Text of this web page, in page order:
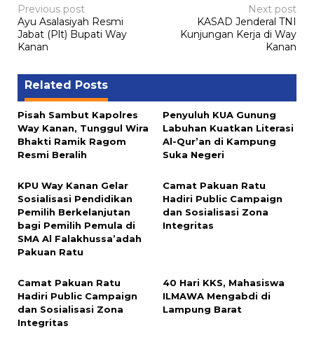
Post
navigation
Previous post
Ayu Asalasiyah Resmi
Jabat (Plt) Bupati Way
Kanan
Next post
KASAD Jenderal TNI
Kunjungan Kerja di Way
Kanan
Related Posts
Pisah Sambut Kapolres
Way Kanan, Tunggul Wira
Bhakti Ramik Ragom
Resmi Beralih
Penyuluh KUA Gunung
Labuhan Kuatkan Literasi
Al-Qur’an di Kampung
Suka Negeri
KPU Way Kanan Gelar
Sosialisasi Pendidikan
Pemilih Berkelanjutan
bagi Pemilih Pemula di
SMA Al Falakhussa’adah
Pakuan Ratu
Camat Pakuan Ratu
Hadiri Public Campaign
dan Sosialisasi Zona
Integritas
Camat Pakuan Ratu
Hadiri Public Campaign
dan Sosialisasi Zona
Integritas
40 Hari KKS, Mahasiswa
ILMAWA Mengabdi di
Lampung Barat